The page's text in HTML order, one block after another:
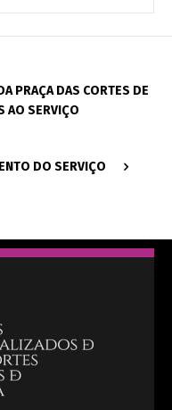
PRAÇA DAS CORTES DE
AO SERVIÇO
DO SERVIÇO